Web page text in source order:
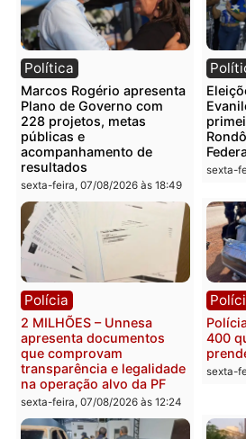
Política
Você também vai querer
Política
Marcos Rogério apresenta
Plano de Governo com
228 projetos, metas
públicas e
acompanhamento de
resultados
sexta-feira, 07/08/2026 às 18:49